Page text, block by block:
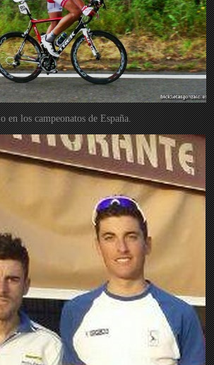
en los campeonatos de España.